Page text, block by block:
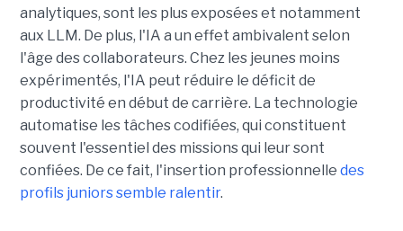
analytiques, sont les plus exposées et notamment
aux LLM. De plus, l'IA a un effet ambivalent selon
l'âge des collaborateurs. Chez les jeunes moins
expérimentés, l'IA peut réduire le déficit de
productivité en début de carrière. La technologie
automatise les tâches codifiées, qui constituent
souvent l'essentiel des missions qui leur sont
confiées. De ce fait, l'insertion professionnelle des
profils juniors semble ralentir.